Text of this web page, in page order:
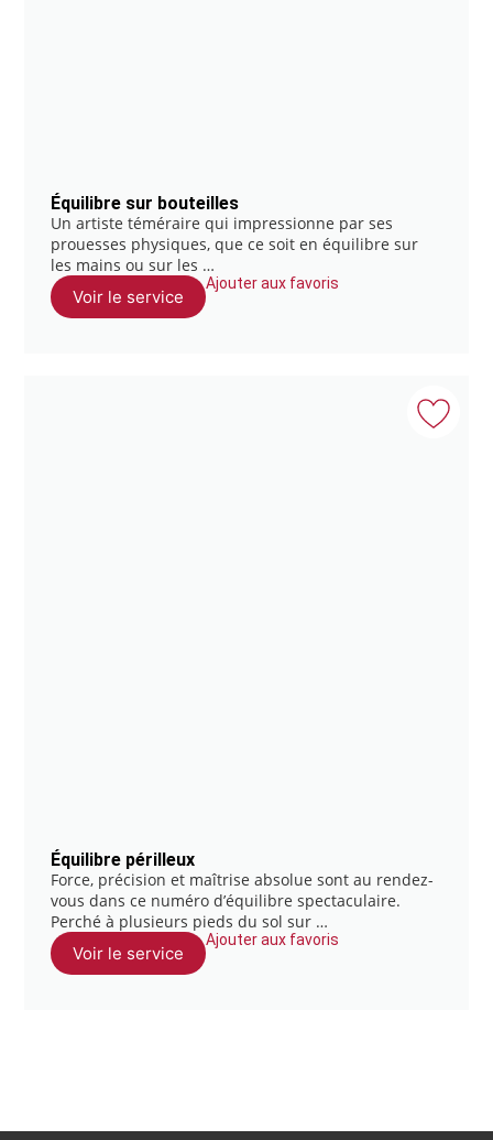
Équilibre sur bouteilles
Un artiste téméraire qui impressionne par ses
prouesses physiques, que ce soit en équilibre sur
les mains ou sur les …
Voir le service
Ajouter aux favoris
Équilibre périlleux
Force, précision et maîtrise absolue sont au rendez-
vous dans ce numéro d’équilibre spectaculaire.
Perché à plusieurs pieds du sol sur …
Voir le service
Ajouter aux favoris